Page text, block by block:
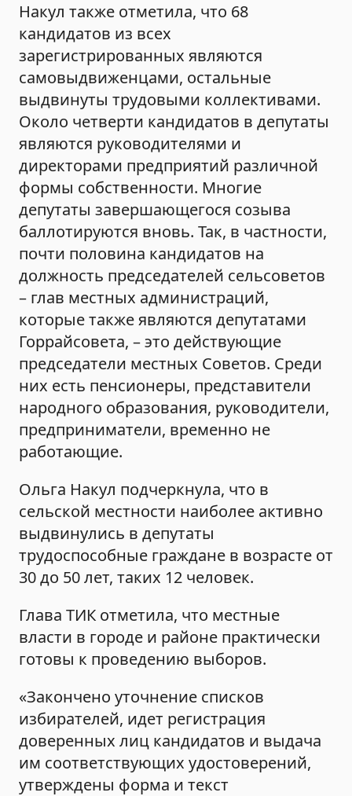
Накул также отметила, что 68
кандидатов из всех
зарегистрированных являются
самовыдвиженцами, остальные
выдвинуты трудовыми коллективами.
Около четверти кандидатов в депутаты
являются руководителями и
директорами предприятий различной
формы собственности. Многие
депутаты завершающегося созыва
баллотируются вновь. Так, в частности,
почти половина кандидатов на
должность председателей сельсоветов
– глав местных администраций,
которые также являются депутатами
Горрайсовета, – это действующие
председатели местных Советов. Среди
них есть пенсионеры, представители
народного образования, руководители,
предприниматели, временно не
работающие.
Ольга Накул подчеркнула, что в
сельской местности наиболее активно
выдвинулись в депутаты
трудоспособные граждане в возрасте от
30 до 50 лет, таких 12 человек.
Глава ТИК отметила, что местные
власти в городе и районе практически
готовы к проведению выборов.
«Закончено уточнение списков
избирателей, идет регистрация
доверенных лиц кандидатов и выдача
им соответствующих удостоверений,
утверждены форма и текст